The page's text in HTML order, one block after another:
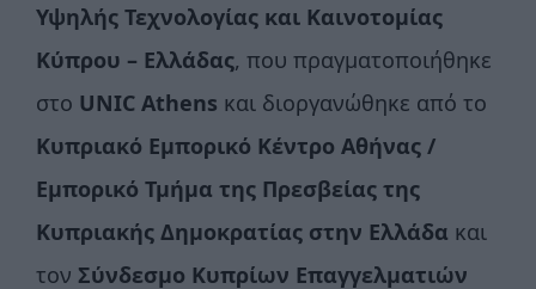
Υψηλής Τεχνολογίας και Καινοτομίας
Κύπρου – Ελλάδας, που πραγματοποιήθηκε
στο UNIC Athens και διοργανώθηκε από το
Κυπριακό Εμπορικό Κέντρο Αθήνας /
Εμπορικό Τμήμα της Πρεσβείας της
Κυπριακής Δημοκρατίας στην Ελλάδα και
τον Σύνδεσμο Κυπρίων Επαγγελματιών